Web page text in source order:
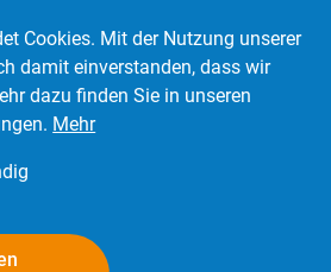
Cookies. Mit der Nutzung unserer
damit einverstanden, dass wir
dazu finden Sie in unseren
Mehr
Kontakt Login